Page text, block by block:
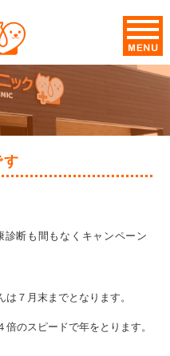
断も間もなくキャンペーン
７月末までとなります。
のスピードで年をとります。